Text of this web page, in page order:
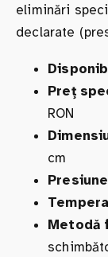
eliminări
declarate
Preț
RON
cm
Metodă